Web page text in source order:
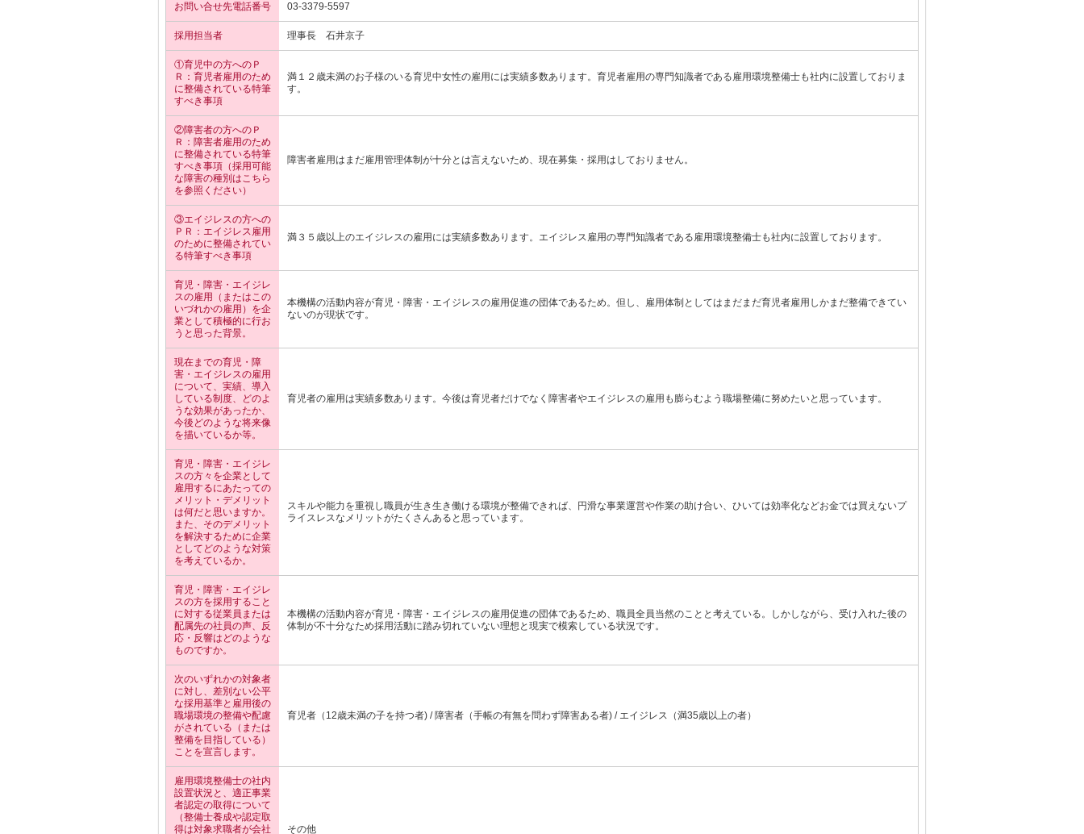
お問い合せ先電話番号 03-3379-5597
採用担当者 理事長 石井京子
①育児中の方へのＰ
Ｒ：育児者雇用のため
に整備されている特筆
すべき事項
満１２歳未満のお子様のいる育児中女性の雇用には実績多数あります。育児者雇用の専門知識者である雇用環境整備士も社内に設置しておりま
す。
②障害者の方へのＰ
Ｒ：障害者雇用のため
に整備されている特筆
すべき事項（採用可能
な障害の種別はこちら
を参照ください）
障害者雇用はまだ雇用管理体制が十分とは言えないため、現在募集・採用はしておりません。
③エイジレスの方への
ＰＲ：エイジレス雇用
のために整備されてい
る特筆すべき事項
満３５歳以上のエイジレスの雇用には実績多数あります。エイジレス雇用の専門知識者である雇用環境整備士も社内に設置しております。
育児・障害・エイジレ
スの雇用（またはこの
いづれかの雇用）を企
業として積極的に行お
うと思った背景。
本機構の活動内容が育児・障害・エイジレスの雇用促進の団体であるため。但し、雇用体制としてはまだまだ育児者雇用しかまだ整備できてい
ないのが現状です。
現在までの育児・障
害・エイジレスの雇用
について、実績、導入
している制度、どのよ
うな効果があったか、
今後どのような将来像
を描いているか等。
育児者の雇用は実績多数あります。今後は育児者だけでなく障害者やエイジレスの雇用も膨らむよう職場整備に努めたいと思っています。
育児・障害・エイジレ
スの方々を企業として
雇用するにあたっての
メリット・デメリット
は何だと思いますか。
また、そのデメリット
を解決するために企業
としてどのような対策
を考えているか。
スキルや能力を重視し職員が生き生き働ける環境が整備できれば、円滑な事業運営や作業の助け合い、ひいては効率化などお金では買えないプ
ライスレスなメリットがたくさんあると思っています。
育児・障害・エイジレ
スの方を採用すること
に対する従業員または
配属先の社員の声、反
応・反響はどのような
ものですか。
本機構の活動内容が育児・障害・エイジレスの雇用促進の団体であるため、職員全員当然のことと考えている。しかしながら、受け入れた後の
体制が不十分なため採用活動に踏み切れていない理想と現実で模索している状況です。
次のいずれかの対象者
に対し、差別ない公平
な採用基準と雇用後の
職場環境の整備や配慮
がされている（または
整備を目指している）
ことを宣言します。
育児者（12歳未満の子を持つ者) / 障害者（手帳の有無を問わず障害ある者) / エイジレス（満35歳以上の者）
雇用環境整備士の社内
設置状況と、適正事業
者認定の取得について
（整備士養成や認定取
得は対象求職者が会社
その他